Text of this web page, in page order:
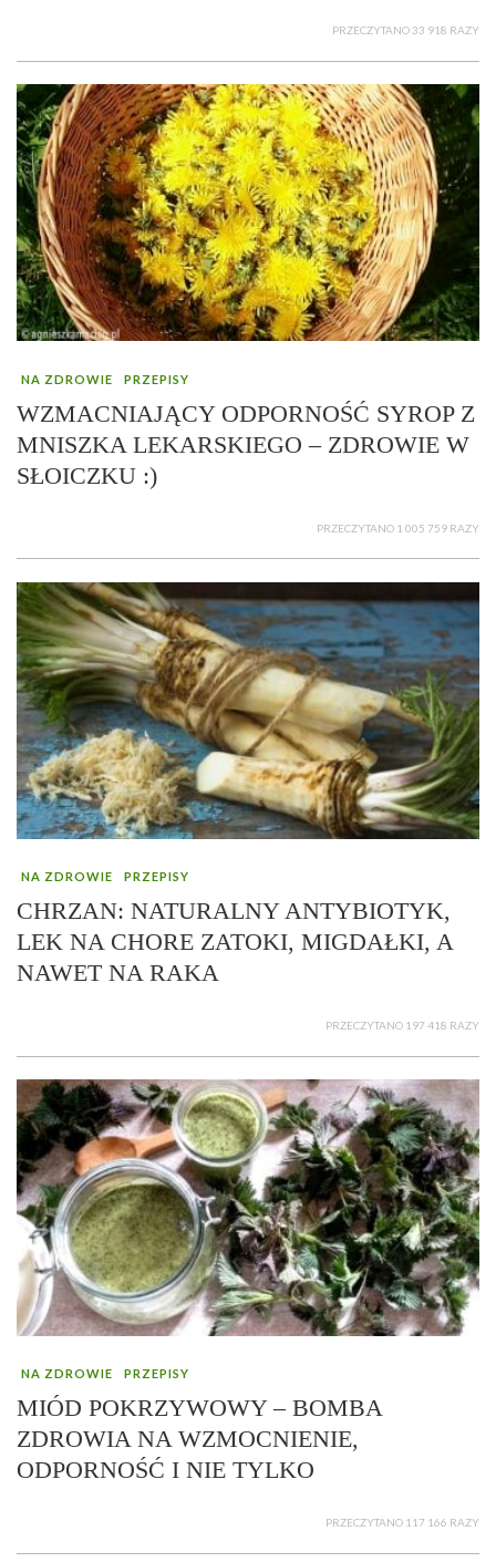
PRZECZYTANO 33 918 RAZY
NA ZDROWIE PRZEPISY
WZMACNIAJĄCY ODPORNOŚĆ SYROP Z
MNISZKA LEKARSKIEGO – ZDROWIE W
SŁOICZKU :)
PRZECZYTANO 1 005 759 RAZY
NA ZDROWIE PRZEPISY
CHRZAN: NATURALNY ANTYBIOTYK,
LEK NA CHORE ZATOKI, MIGDAŁKI, A
NAWET NA RAKA
PRZECZYTANO 197 418 RAZY
NA ZDROWIE PRZEPISY
MIÓD POKRZYWOWY – BOMBA
ZDROWIA NA WZMOCNIENIE,
ODPORNOŚĆ I NIE TYLKO
PRZECZYTANO 117 166 RAZY